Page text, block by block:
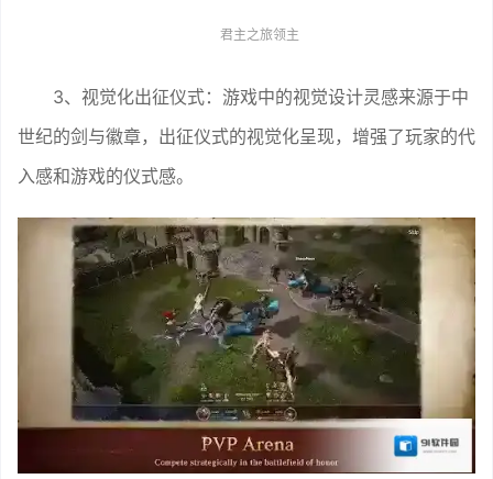
君主之旅领主
3、视觉化出征仪式：游戏中的视觉设计灵感来源于中
世纪的剑与徽章，出征仪式的视觉化呈现，增强了玩家的代
入感和游戏的仪式感。